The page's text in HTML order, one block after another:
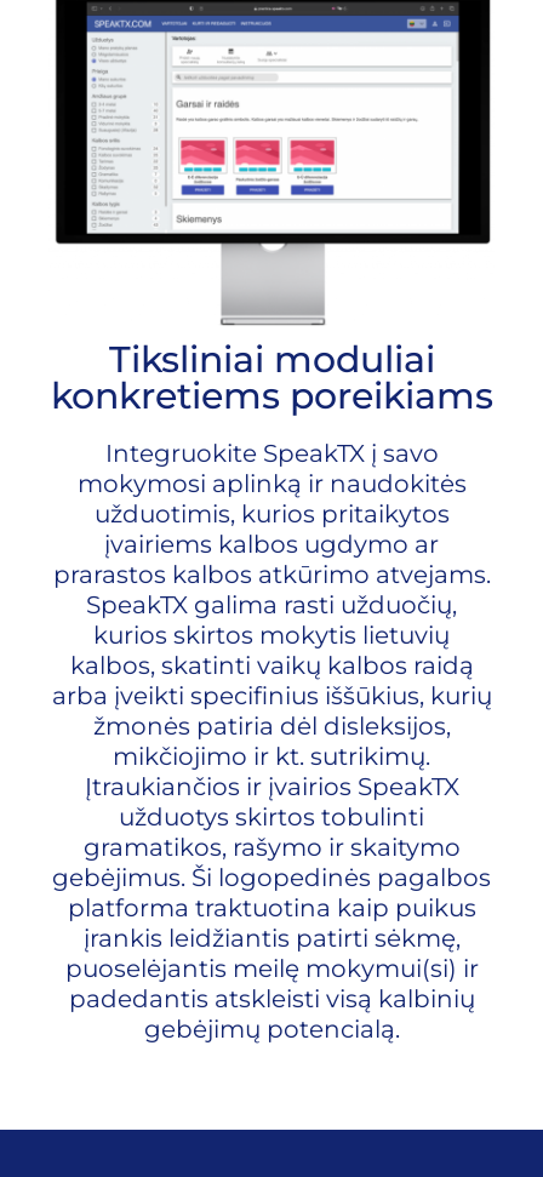
Tiksliniai moduliai
konkretiems poreikiams
Integruokite SpeakTX į savo
mokymosi aplinką ir naudokitės
užduotimis, kurios pritaikytos
įvairiems kalbos ugdymo ar
prarastos kalbos atkūrimo atvejams.
SpeakTX galima rasti užduočių,
kurios skirtos mokytis lietuvių
kalbos, skatinti vaikų kalbos raidą
arba įveikti specifinius iššūkius, kurių
žmonės patiria dėl disleksijos,
mikčiojimo ir kt. sutrikimų.
Įtraukiančios ir įvairios SpeakTX
užduotys skirtos tobulinti
gramatikos, rašymo ir skaitymo
gebėjimus. Ši logopedinės pagalbos
platforma traktuotina kaip puikus
įrankis leidžiantis patirti sėkmę,
puoselėjantis meilę mokymui(si) ir
padedantis atskleisti visą kalbinių
gebėjimų potencialą.